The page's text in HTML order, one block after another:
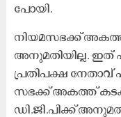
പോയി.
നിയമസഭക്ക് അകത്ത്
അനുമതിയില്ല. ഇത്
പ്രതിപക്ഷ നേതാവ്
സഭക്ക് അകത്ത്
ഡി.ജി.പിക്ക്